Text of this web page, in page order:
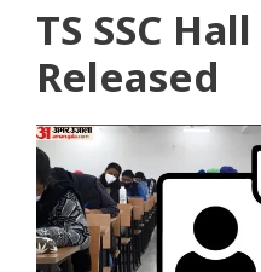
TS SSC
Released